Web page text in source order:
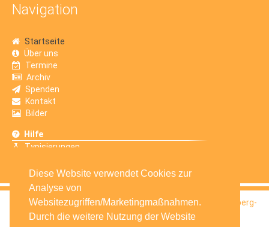
Diese Website verwendet Cookies zur
Analyse von
Websitezugriffen/Marketingmaßnahmen.
Durch die weitere Nutzung der Website
Navigation
Startseite
Über uns
Termine
Archiv
Spenden
Kontakt
Bilder
Hilfe
Typisierungen
© 2016Selbsthilfegruppe Krebskranker Kinder Amberg-
Sulzbach e.V.